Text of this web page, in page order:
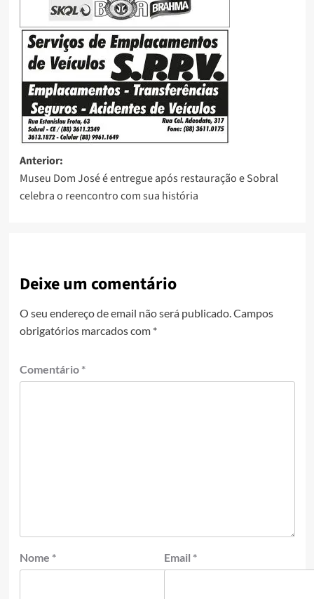
Anterior:
Museu Dom José é entregue após restauração e Sobral
celebra o reencontro com sua história
Deixe um comentário
O seu endereço de email não será publicado.Campos
obrigatórios marcados com *
Comentário *
Nome * Email *